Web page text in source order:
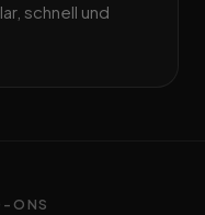
schnell und
ONS